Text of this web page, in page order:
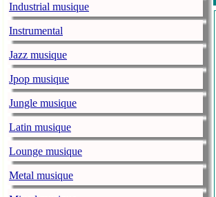
Industrial musique
Instrumental
Jazz musique
Jpop musique
Jungle musique
Latin musique
Lounge musique
Metal musique